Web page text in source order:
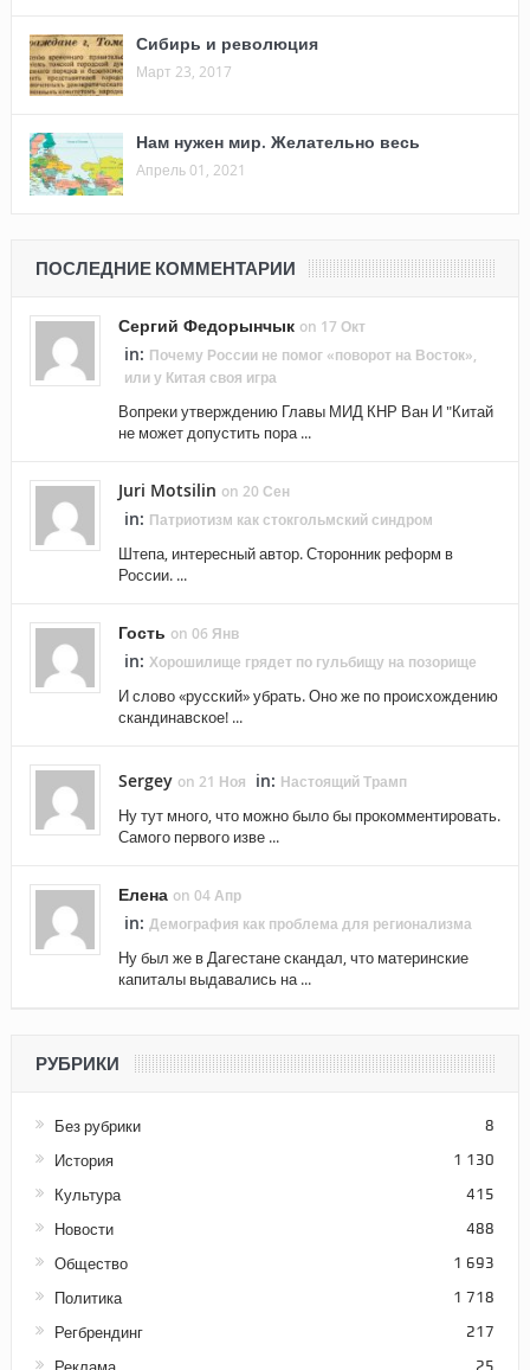
Сибирь и революция
Март 23, 2017
Нам нужен мир. Желательно весь
Апрель 01, 2021
ПОСЛЕДНИЕ КОММЕНТАРИИ
Сергий Федорынчык on 17 Окт
in: Почему России не помог «поворот на Восток»,
или у Китая своя игра
Вопреки утверждению Главы МИД КНР Ван И "Китай
не может допустить пора ...
Juri Motsilin on 20 Сен
in: Патриотизм как стокгольмский синдром
Штепа, интересный автор. Сторонник реформ в
России. ...
Гость on 06 Янв
in: Хорошилище грядет по гульбищу на позорище
И слово «русский» убрать. Оно же по происхождению
скандинавское! ...
Sergey on 21 Ноя in: Настоящий Трамп
Ну тут много, что можно было бы прокомментировать.
Самого первого изве ...
Елена on 04 Апр
in: Демография как проблема для регионализма
Ну был же в Дагестане скандал, что материнские
капиталы выдавались на ...
РУБРИКИ
Без рубрики 8
История 1 130
Культура 415
Новости 488
Общество 1 693
Политика 1 718
Регбрендинг 217
25